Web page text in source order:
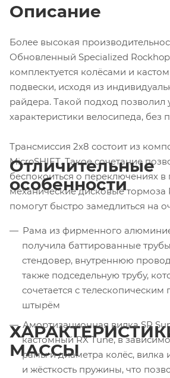
Описание
Более высокая
Обновленный Specialized
комплектуется колёсами и
подвески, исходя из
райдера. Такой подход позволил
характеристики велосипеда, без
Трансмиссия 2x8 состоит из
MicroSHIFT. Такое сочетание
беспокоиться о переключениях в
механические дисковые тормоза
помогут быстро замедлиться на
Отличительные
особенности
Рама из фирменного
получила баттированные
стендовер, внутреннюю
также подседельную трубу,
сочетается с
штырём
Амортизационная вилка SR
кастомный RX Tune, в
рамы и диаметра колёс, вилка
и жёсткость пружины, что
МАССЫ